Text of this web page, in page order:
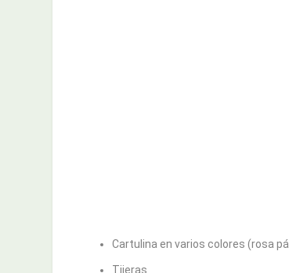
Cartulina en varios colores (rosa
Tijeras